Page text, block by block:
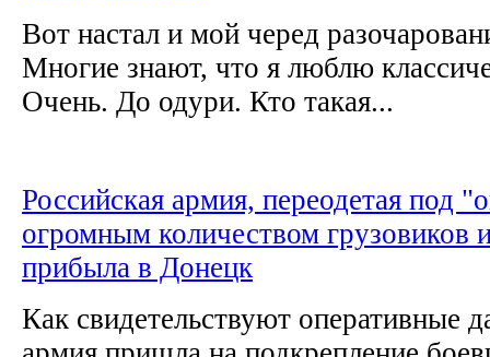
Вот настал и мой черед
Многие знают, что я люблю
Очень. До одури. Кто такая...
Российская армия, переодетая под
огромным количеством грузовиков
прибыла в Донецк
Как свидетельствуют оперативные